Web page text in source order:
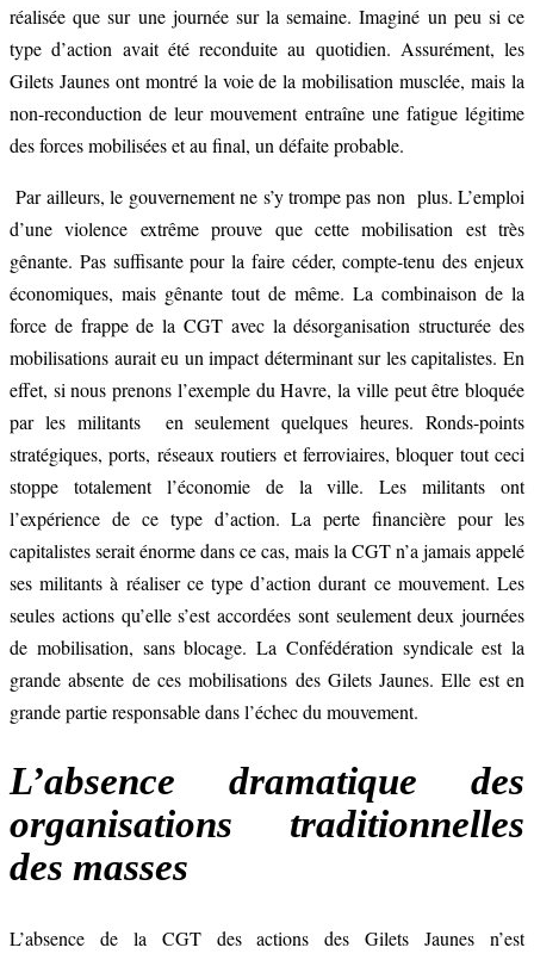
réalisée que sur une journée sur la semaine. Imaginé un peu si ce
type d’action avait été reconduite au quotidien. Assurément, les
Gilets Jaunes ont montré la voie de la mobilisation musclée, mais la
non-reconduction de leur mouvement entraîne une fatigue légitime
des forces mobilisées et au final, un défaite probable.
Par ailleurs, le gouvernement ne s’y trompe pas non plus. L’emploi
d’une violence extrême prouve que cette mobilisation est très
gênante. Pas suffisante pour la faire céder, compte-tenu des enjeux
économiques, mais gênante tout de même. La combinaison de la
force de frappe de la CGT avec la désorganisation structurée des
mobilisations aurait eu un impact déterminant sur les capitalistes. En
effet, si nous prenons l’exemple du Havre, la ville peut être bloquée
par les militants en seulement quelques heures. Ronds-points
stratégiques, ports, réseaux routiers et ferroviaires, bloquer tout ceci
stoppe totalement l’économie de la ville. Les militants ont
l’expérience de ce type d’action. La perte financière pour les
capitalistes serait énorme dans ce cas, mais la CGT n’a jamais appelé
ses militants à réaliser ce type d’action durant ce mouvement. Les
seules actions qu’elle s’est accordées sont seulement deux journées
de mobilisation, sans blocage. La Confédération syndicale est la
grande absente de ces mobilisations des Gilets Jaunes. Elle est en
grande partie responsable dans l’échec du mouvement.
L’absence dramatique des
organisations traditionnelles
des masses
L’absence de la CGT des actions des Gilets Jaunes n’est